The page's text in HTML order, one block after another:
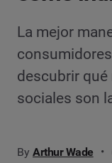
La mejor
descubrir qué
sociales son
By Arthur Wade